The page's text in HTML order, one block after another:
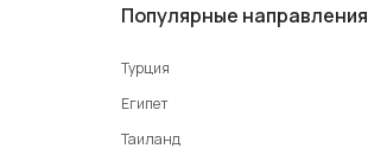
Популярные направления
Турция
Египет
Таиланд